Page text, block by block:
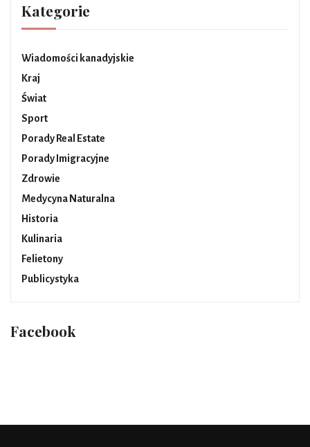
Kategorie
Wiadomości kanadyjskie
Kraj
Świat
Sport
Porady Real Estate
Porady Imigracyjne
Zdrowie
Medycyna Naturalna
Historia
Kulinaria
Felietony
Publicystyka
Facebook